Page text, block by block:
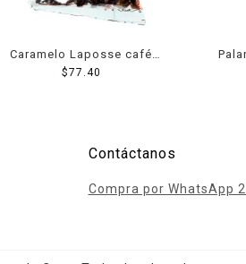
Caramelo Laposse café
mantequilla 350 g
$77.40
Contáctanos
Compra por WhatsApp